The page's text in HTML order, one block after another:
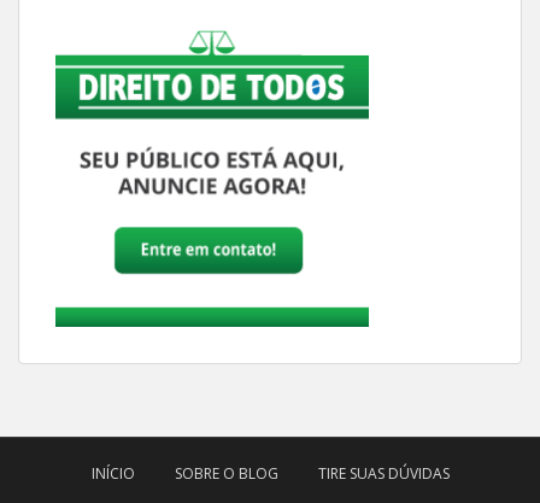
INÍCIO SOBRE O BLOG TIRE SUAS DÚVIDAS